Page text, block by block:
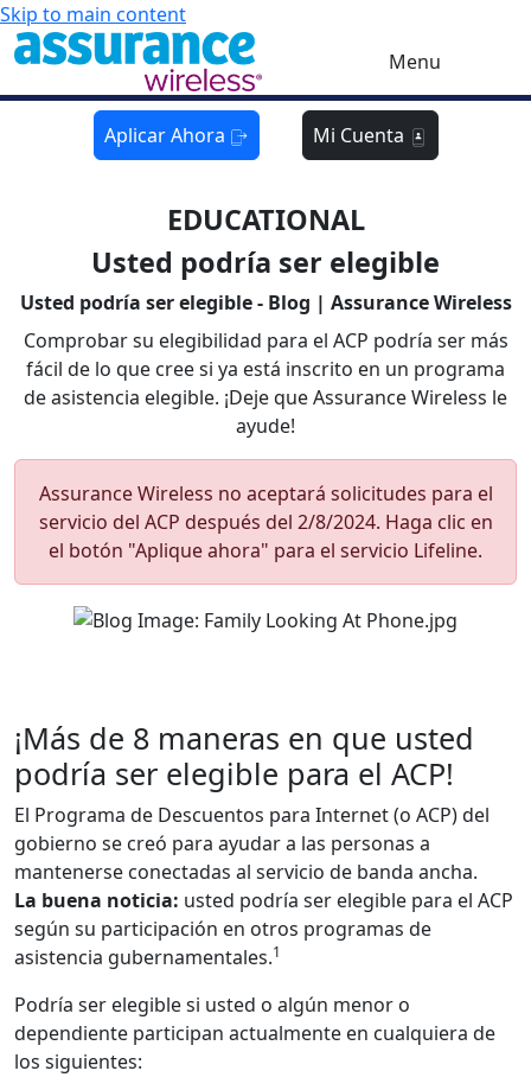
Skip to main content
Menu
Aplicar Ahora Mi Cuenta
EDUCATIONAL
Usted podría ser elegible
Usted podría ser elegible - Blog | Assurance Wireless
Comprobar su elegibilidad para el ACP podría ser más
fácil de lo que cree si ya está inscrito en un programa
de asistencia elegible. ¡Deje que Assurance Wireless le
ayude!
Assurance Wireless no aceptará solicitudes para el
servicio del ACP después del 2/8/2024. Haga clic en
el botón "Aplique ahora" para el servicio Lifeline.
¡Más de 8 maneras en que usted
podría ser elegible para el ACP!
El Programa de Descuentos para Internet (o ACP) del
gobierno se creó para ayudar a las personas a
mantenerse conectadas al servicio de banda ancha.
La buena noticia: usted podría ser elegible para el ACP
según su participación en otros programas de
asistencia gubernamentales.1
Podría ser elegible si usted o algún menor o
dependiente participan actualmente en cualquiera de
los siguientes: